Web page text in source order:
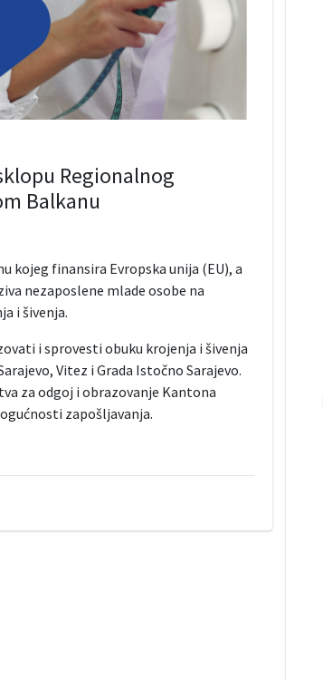
Regionalnog
Balkanu
kojeg finansira Evropska unija (EU), a
nezaposlene mlade osobe na
i šivenja.
i sprovesti obuku krojenja i šivenja
Vitez i Grada Istočno Sarajevo.
za odgoj i obrazovanje Kantona
zapošljavanja.